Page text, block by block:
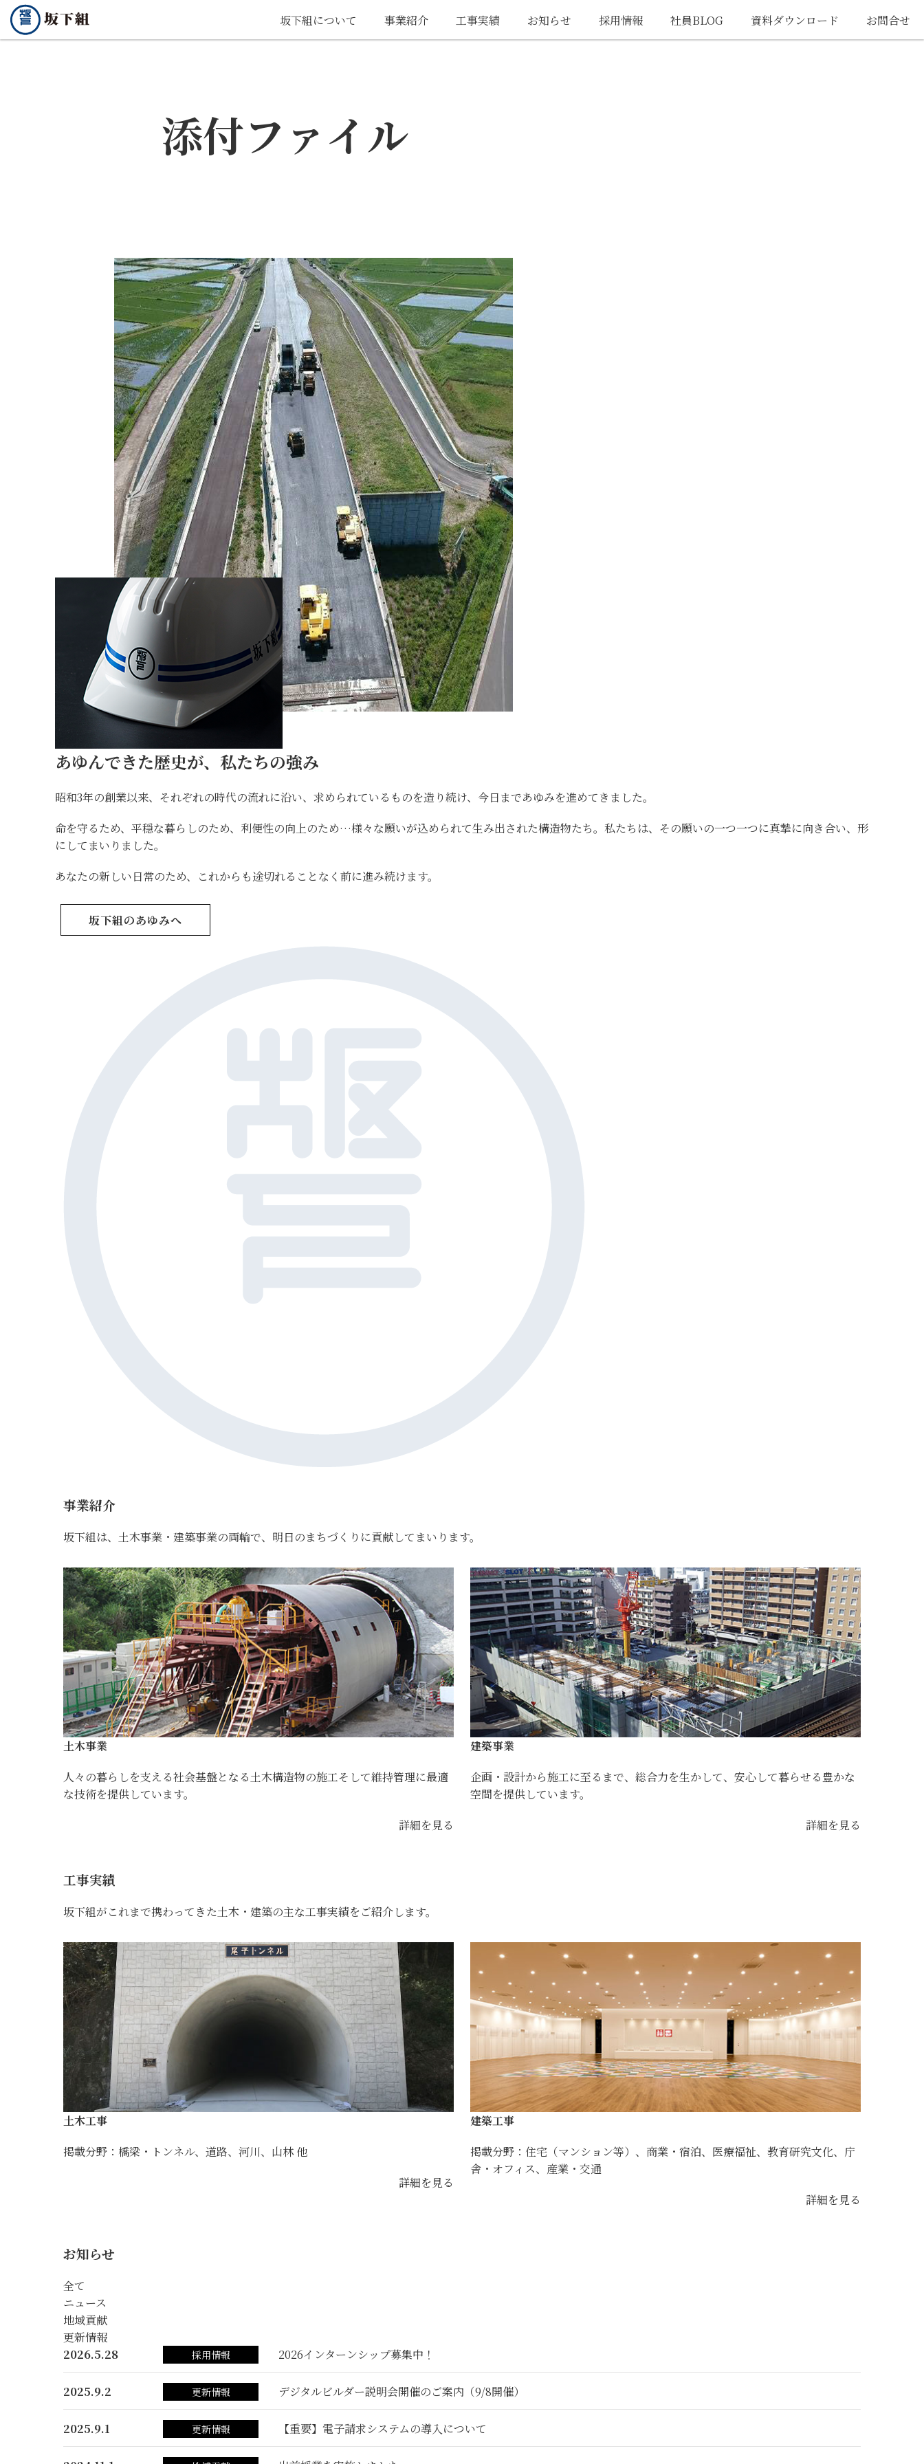
坂下組について 事業紹介 工事実績 お知らせ 採用情報 社員BLOG 資料ダウンロード お問合せ
添付ファイル
あゆんできた歴史が、私たちの強み
昭和3年の創業以来、それぞれの時代の流れに沿い、求められているものを造り続け、今日まであゆみを進めてきました。
命を守るため、平穏な暮らしのため、利便性の向上のため…様々な願いが込められて生み出された構造物たち。私たちは、その願いの一つ一つに真摯に向き合い、形
にしてまいりました。
あなたの新しい日常のため、これからも途切れることなく前に進み続けます。
坂下組のあゆみへ
事業紹介
坂下組は、土木事業・建築事業の両輪で、明日のまちづくりに貢献してまいります。
土木事業
人々の暮らしを支える社会基盤となる土木構造物の施工そして維持管理に最適
な技術を提供しています。
詳細を見る
建築事業
企画・設計から施工に至るまで、総合力を生かして、安心して暮らせる豊かな
空間を提供しています。
詳細を見る
工事実績
坂下組がこれまで携わってきた土木・建築の主な工事実績をご紹介します。
土木工事
掲載分野：橋梁・トンネル、道路、河川、山林 他
詳細を見る
建築工事
掲載分野：住宅（マンション等）、商業・宿泊、医療福祉、教育研究文化、庁
舎・オフィス、産業・交通
詳細を見る
お知らせ
全て
ニュース
地域貢献
更新情報
2026.5.28
採用情報 2026インターンシップ募集中！
2025.9.2 更新情報 デジタルビルダー説明会開催のご案内（9/8開催）
2025.9.1 更新情報 【重要】電子請求システムの導入について